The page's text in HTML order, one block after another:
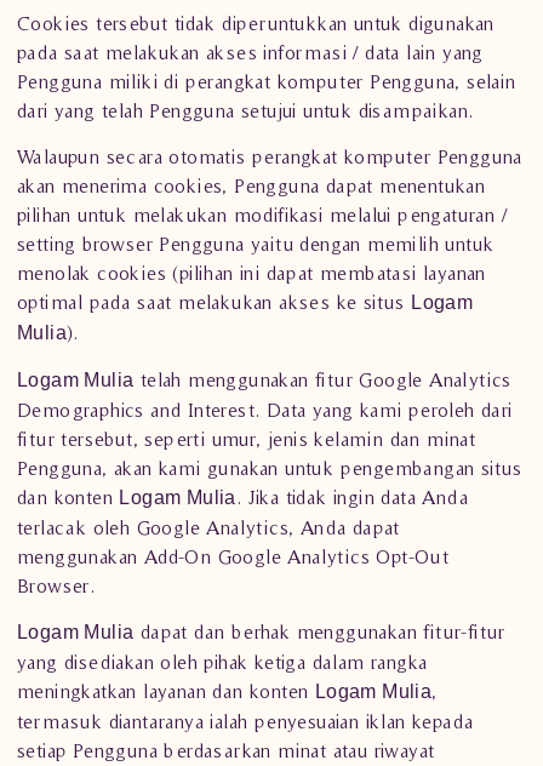
Cookies tersebut tidak diperuntukkan untuk digunakan
pada saat melakukan akses informasi / data lain yang
Pengguna miliki di perangkat komputer Pengguna, selain
dari yang telah Pengguna setujui untuk disampaikan.
Walaupun secara otomatis perangkat komputer Pengguna
akan menerima cookies, Pengguna dapat menentukan
pilihan untuk melakukan modifikasi melalui pengaturan /
setting browser Pengguna yaitu dengan memilih untuk
menolak cookies (pilihan ini dapat membatasi layanan
optimal pada saat melakukan akses ke situs Logam
Mulia).
Logam Mulia telah menggunakan fitur Google Analytics
Demographics and Interest. Data yang kami peroleh dari
fitur tersebut, seperti umur, jenis kelamin dan minat
Pengguna, akan kami gunakan untuk pengembangan situs
dan konten Logam Mulia . Jika tidak ingin data Anda
terlacak oleh Google Analytics, Anda dapat
menggunakan Add-On Google Analytics Opt-Out
Browser.
Logam Mulia dapat dan berhak menggunakan fitur-fitur
yang disediakan oleh pihak ketiga dalam rangka
meningkatkan layanan dan konten Logam Mulia,
termasuk diantaranya ialah penyesuaian iklan kepada
setiap Pengguna berdasarkan minat atau riwayat